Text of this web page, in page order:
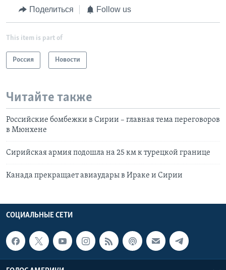
Поделиться Follow us
This item is part of
Россия Новости
Читайте также
Российские бомбежки в Сирии – главная тема переговоров
в Мюнхене
Сирийская армия подошла на 25 км к турецкой границе
Канада прекращает авиаудары в Ираке и Сирии
СОЦИАЛЬНЫЕ СЕТИ